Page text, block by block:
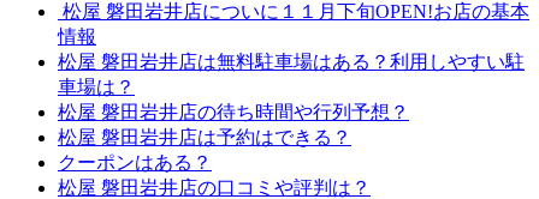
松屋 磐田岩井店についに１１月下旬OPEN!お店の基本
情報
松屋 磐田岩井店は無料駐車場はある？利用しやすい駐
車場は？
松屋 磐田岩井店の待ち時間や行列予想？
松屋 磐田岩井店は予約はできる？
クーポンはある？
松屋 磐田岩井店の口コミや評判は？